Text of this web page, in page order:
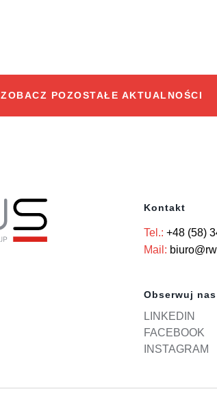
ZOBACZ POZOSTAŁE AKTUALNOŚCI
Kontakt
Tel.: +48 (58)
Mail:
Obserwuj nas
LINKEDIN
FACEBOOK
INSTAGRAM